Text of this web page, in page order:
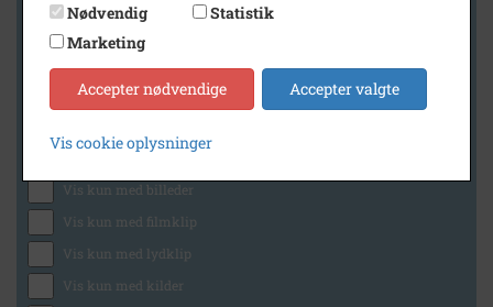
Generelt
Vis kun med billeder
Vis kun med filmklip
Vis kun med lydklip
Vis kun med kilder
Nødvendig
Statistik
Marketing
Accepter nødvendige Accepter valgte
Vis cookie oplysninger